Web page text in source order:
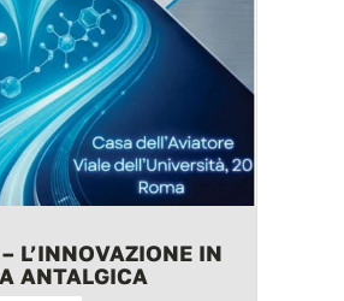
L’INNOVAZIONE IN
ANTALGICA